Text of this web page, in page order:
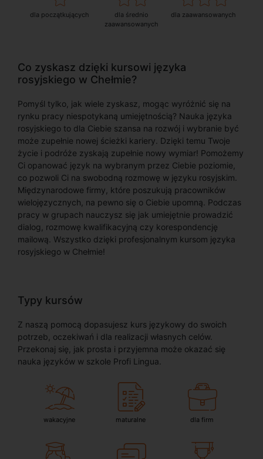
dla początkujących
dla średnio
zaawansowanych
dla zaawansowanych
Co zyskasz dzięki kursowi języka
rosyjskiego w Chełmie?
Pomyśl tylko, jak wiele zyskasz, mogąc wyróżnić się na
rynku pracy niespotykaną umiejętnością? Nauka języka
rosyjskiego to dla Ciebie szansa na rozwój i wybranie być
może zupełnie nowej ścieżki kariery. Dzięki temu Twoje
życie i podróże zyskają zupełnie nowy wymiar! Pomożemy
Ci opanować język na wybranym przez Ciebie poziomie,
co pozwoli Ci na swobodną rozmowę w języku rosyjskim.
Międzynarodowe firmy, które poszukują pracowników
wielojęzycznych, na pewno się o Ciebie upomną. Podczas
pracy w grupach nauczysz się jak umiejętnie prowadzić
dialog, rozmowę kwalifikacyjną czy korespondencję
mailową. Wszystko dzięki profesjonalnym kursom języka
rosyjskiego w Chełmie!
Typy kursów
Z naszą pomocą dopasujesz kurs językowy do swoich
potrzeb, oczekiwań i dla realizacji własnych celów.
Przekonaj się, jak prosta i przyjemna może okazać się
nauka języków w szkole Profi Lingua.
wakacyjne maturalne dla firm